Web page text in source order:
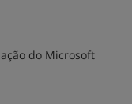
do Microsoft